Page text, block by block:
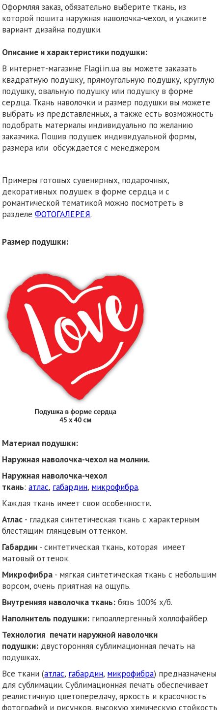
Оформляя заказ, обязательно выберите ткань, из
которой пошита наружная наволочка-чехол, и укажите
вариант дизайна подушки.
Описание и характеристики подушки:
В интернет-магазине Flagi.in.ua вы можете заказать
квадратную подушку, прямоугольную подушку, круглую
подушку, овальную подушку или подушку в форме
сердца. Ткань наволочки и размер подушки вы можете
выбрать из представленных, а также есть возможность
подобрать материалы индивидуально по желанию
заказчика. Пошив подушек индивидуальной формы,
размера или обсуждается с менеджером.
Примеры готовых сувенирных, подарочных,
декоративных подушек в форме сердца и с
романтической тематикой можно посмотреть в
разделеФОТОГАЛЕРЕЯ.
Размер подушки:
Материал подушки:
Наружная наволочка-чехол на молнии.
Наружная наволочка-чехол
ткань:атлас, габардин, микрофибра.
Каждая ткань имеет свои особенности.
Атлас - гладкая синтетическая ткань с характерным
блестящим глянцевым оттенком.
Габардин - синтетическая ткань, которая имеет
матовый оттенок.
Микрофибра - мягкая синтетическая ткань с небольшим
ворсом, очень приятная на ощупь.
Внутренняя наволочка ткань: бязь 100% х/б.
Наполнитель подушки: гипоаллергенный холлофайбер.
Технология печати наружной наволочки
подушки: двусторонняя сублимационная печать на
подушках.
Все ткани (атлас, габардин, микрофибра) предназначены
для сублимации. Сублимационная печать обеспечивает
реалистичную цветопередачу, яркость и красочность
фотографий и рисунков, высокую химическую стойкость